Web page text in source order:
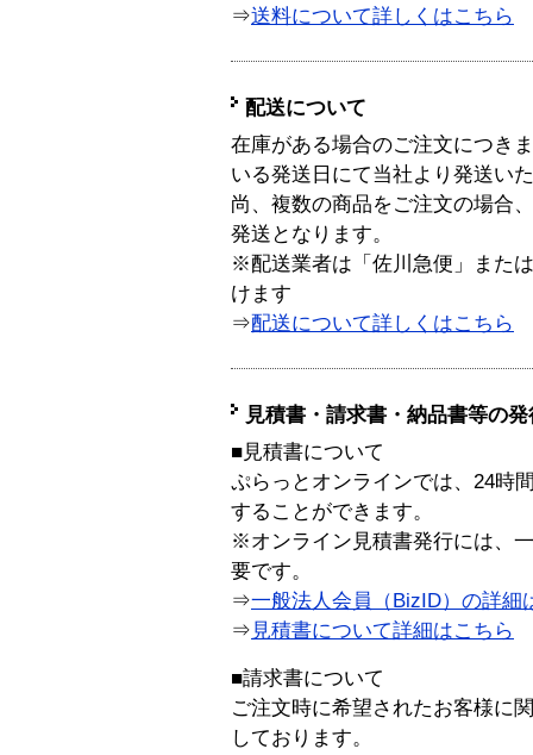
⇒送料について詳しくはこちら
配送について
在庫がある場合のご注文につき
いる発送日にて当社より発送い
尚、複数の商品をご注文の場合
発送となります。
※配送業者は「佐川急便」また
けます
⇒配送について詳しくはこちら
見積書・請求書・納品書等の
■見積書について
ぷらっとオンラインでは、24時
することができます。
※オンライン見積書発行には、
要です。
⇒一般法人会員（BizID）の詳細
⇒ 見積書について詳細はこちら
■請求書について
ご注文時に希望されたお客様に
しております。